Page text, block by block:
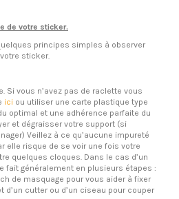
de votre sticker.
principes simples à observer
sticker.
Si vous n’avez pas de raclette vous
ici ou utiliser une carte plastique type
optimal et une adhérence parfaite du
et dégraisser votre support (si
Veillez à ce qu’aucune impureté
elle risque de se voir une fois votre
quelques cloques. Dans le cas d’un
fait généralement en plusieurs étapes :
de masquage pour vous aider à fixer
cutter ou d’un ciseau pour couper